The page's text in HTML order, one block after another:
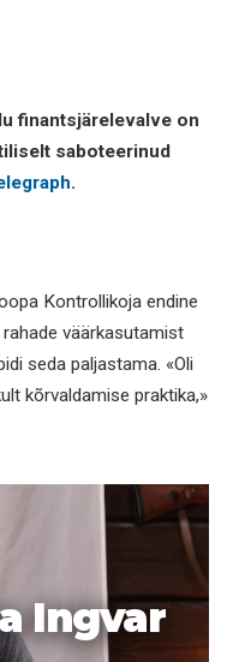
finantsjärelevalve on
saboteerinud
.
Kontrollikoja endine
väärkasutamist
seda paljastama. «Oli
kõrvaldamise praktika,»
Ingvar